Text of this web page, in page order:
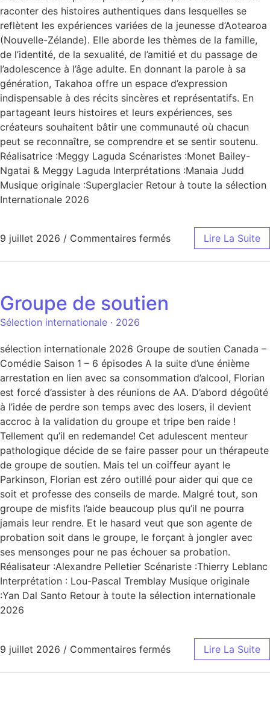
raconter des histoires authentiques dans lesquelles se
reflètent les expériences variées de la jeunesse d’Aotearoa
(Nouvelle-Zélande). Elle aborde les thèmes de la famille,
de l’identité, de la sexualité, de l’amitié et du passage de
l’adolescence à l’âge adulte. En donnant la parole à sa
génération, Takahoa offre un espace d’expression
indispensable à des récits sincères et représentatifs. En
partageant leurs histoires et leurs expériences, ses
créateurs souhaitent bâtir une communauté où chacun
peut se reconnaître, se comprendre et se sentir soutenu.
Réalisatrice :Meggy Laguda Scénaristes :Monet Bailey-
Ngatai & Meggy Laguda Interprétations :Manaia Judd
Musique originale :Superglacier Retour à toute la sélection
Internationale 2026
9 juillet 2026 / Commentaires fermés Lire La Suite
Groupe de soutien
Sélection internationale · 2026
sélection internationale 2026 Groupe de soutien Canada –
Comédie Saison 1 – 6 épisodes A la suite d’une énième
arrestation en lien avec sa consommation d’alcool, Florian
est forcé d’assister à des réunions de AA. D’abord dégoûté
à l’idée de perdre son temps avec des losers, il devient
accroc à la validation du groupe et tripe ben raide !
Tellement qu’il en redemande! Cet adulescent menteur
pathologique décide de se faire passer pour un thérapeute
de groupe de soutien. Mais tel un coiffeur ayant le
Parkinson, Florian est zéro outillé pour aider qui que ce
soit et professe des conseils de marde. Malgré tout, son
groupe de misfits l’aide beaucoup plus qu’il ne pourra
jamais leur rendre. Et le hasard veut que son agente de
probation soit dans le groupe, le forçant à jongler avec
ses mensonges pour ne pas échouer sa probation.
Réalisateur :Alexandre Pelletier Scénariste :Thierry Leblanc
Interprétation : Lou-Pascal Tremblay Musique originale
:Yan Dal Santo Retour à toute la sélection internationale
2026
9 juillet 2026 / Commentaires fermés Lire La Suite